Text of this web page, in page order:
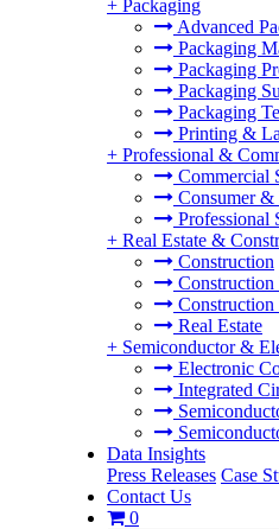
+ Packaging
Advanced
Packaging
Packaging
Packaging
Packaging
Printing &
+ Professional &
Commercial
Consumer &
Professional
+ Real Estate &
Construction
Construction
Real Estate
+ Semiconductor &
Electronic
Integrated
Data Insights
Press Releases Case
Contact Us
0